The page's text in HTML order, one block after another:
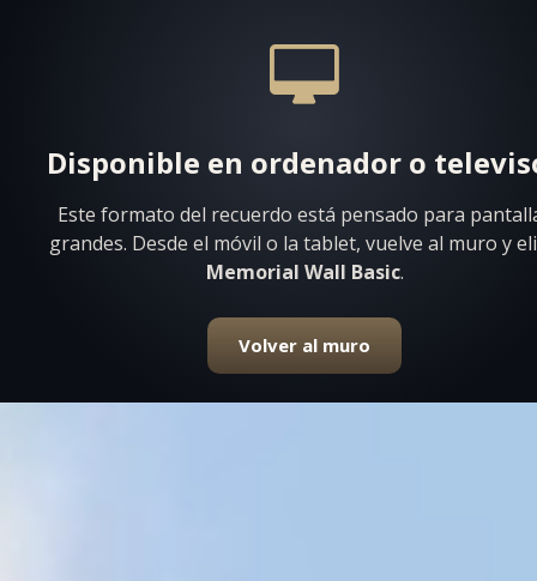
Disponible en ordenador o
Este formato del recuerdo está pensado para
grandes. Desde el móvil o la tablet, vuelve al muro y
Memorial Wall Basic.
Volver al muro